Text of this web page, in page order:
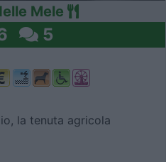
Mele
5
la tenuta agricola